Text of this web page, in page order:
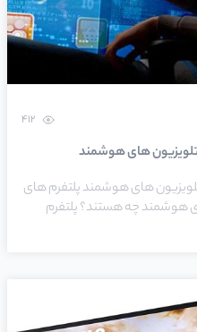
تلویزیون های هوشمند
های هوشمند پلتفرم های
هوشمند چه هستند؟ پلتفرم